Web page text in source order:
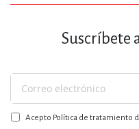
Suscríbete
Suscríbase
a
nuestroAcepto Política de tratamiento